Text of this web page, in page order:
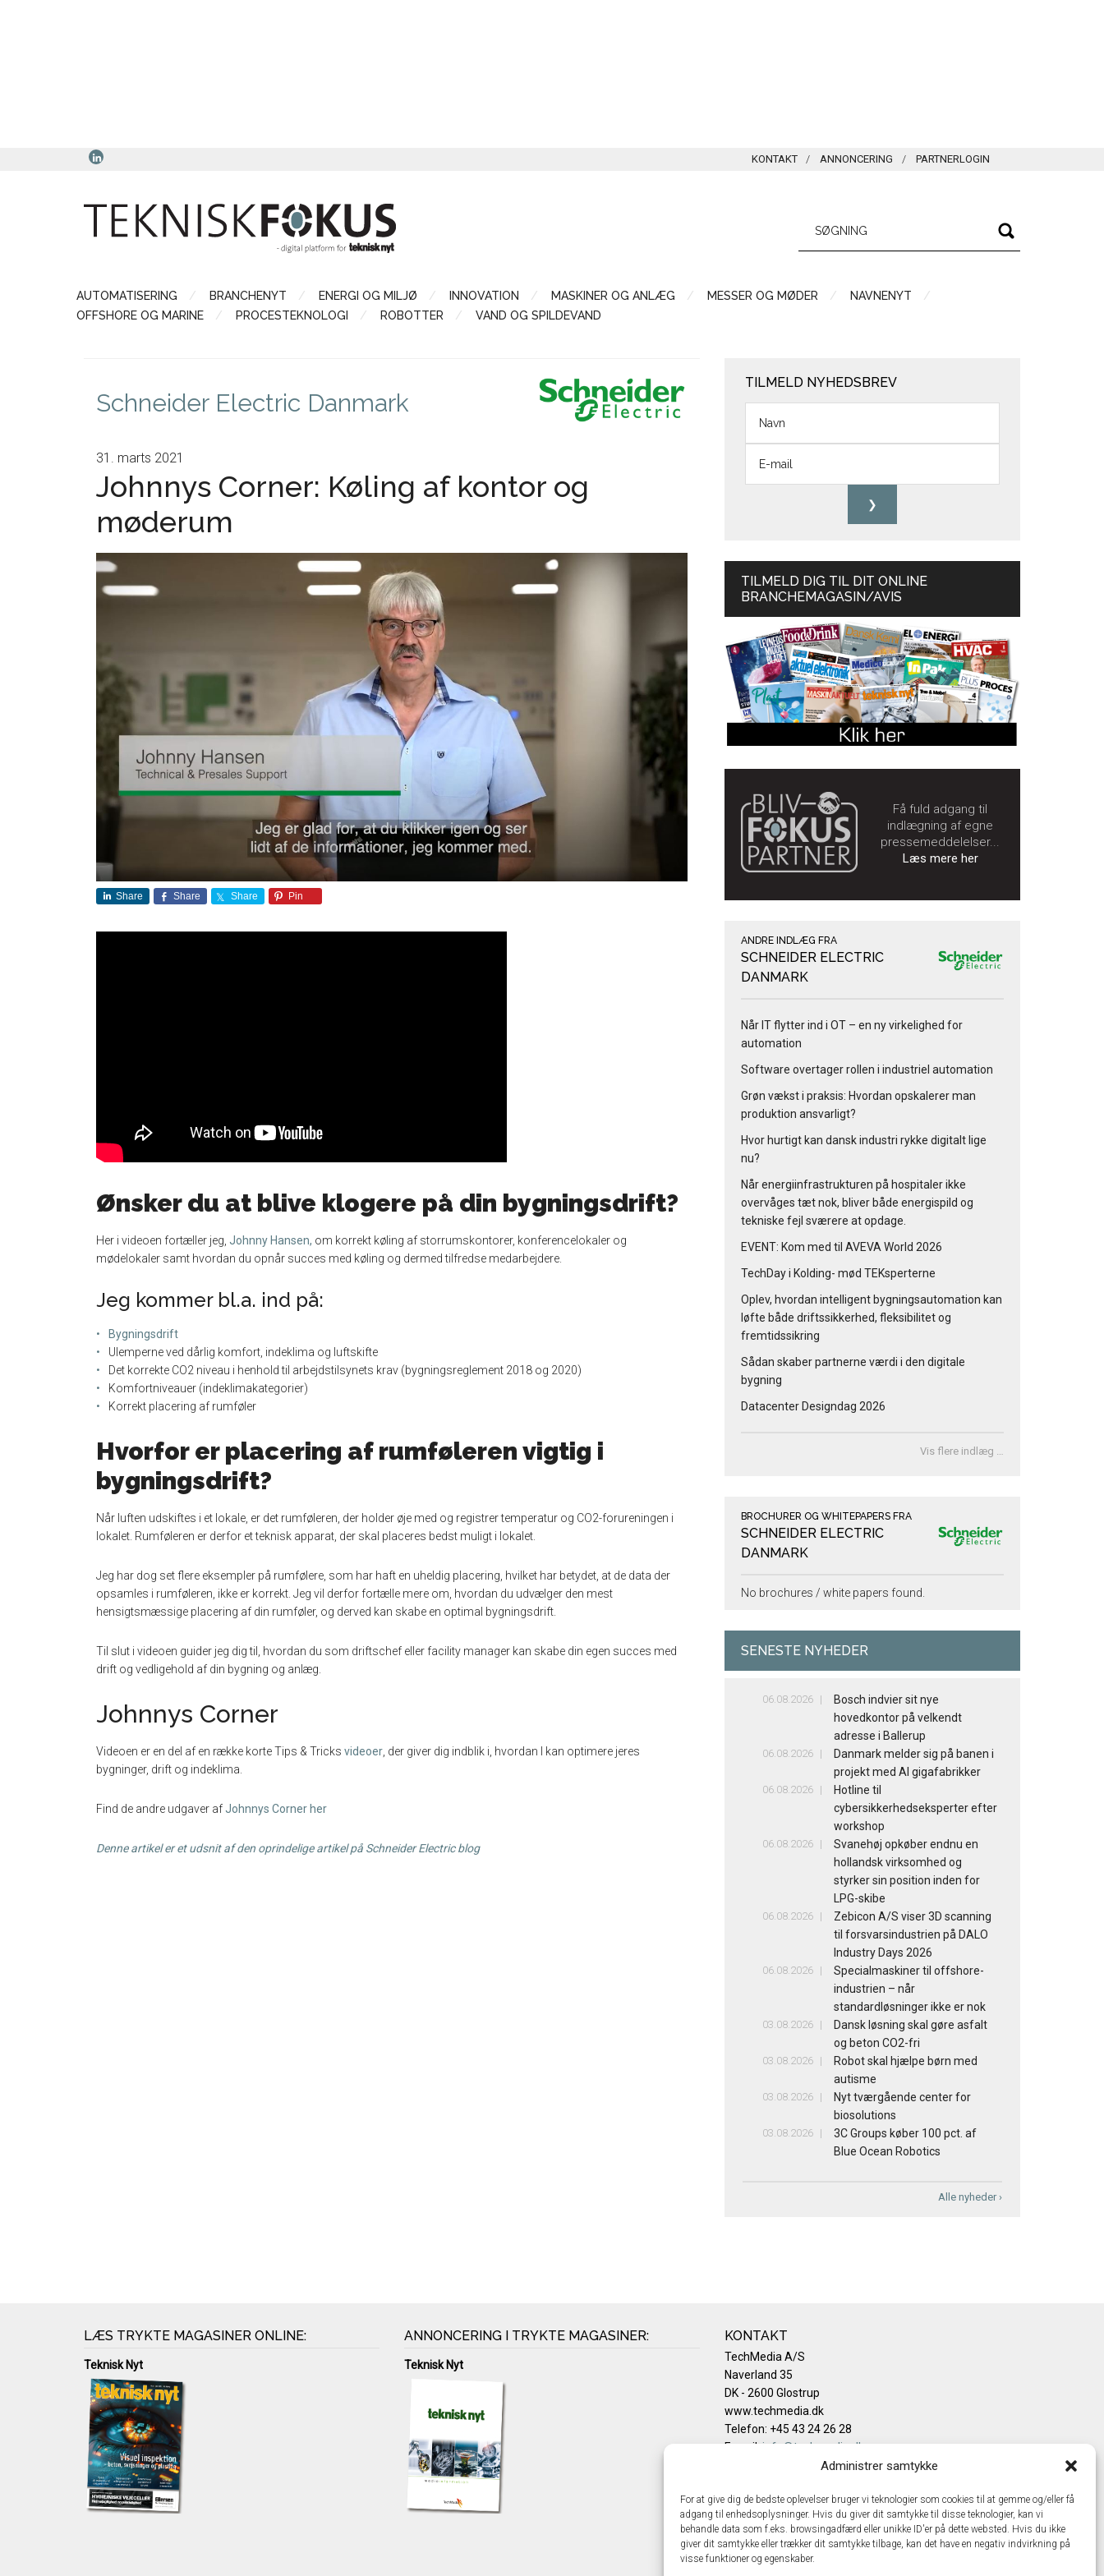
Administrer samtykke
For at give dig de bedste oplevelser bruger vi teknologier som cookies til at gemme og/eller få
adgang til enhedsoplysninger. Hvis du giver dit samtykke til disse teknologier, kan vi
behandle data som f.eks. browsingadfærd eller unikke ID'er på dette websted. Hvis du ikke
giver dit samtykke eller trækker dit samtykke tilbage, kan det have en negativ indvirkning på
visse funktioner og egenskaber.
KONTAKT ANNONCERING PARTNERLOGIN
AUTOMATISERING BRANCHENYT ENERGI OG MILJØ INNOVATION MASKINER OG ANLÆG MESSER OG MØDER
NAVNENYT
OFFSHORE OG MARINE
PROCESTEKNOLOGI ROBOTTER VAND OG SPILDEVAND
Schneider Electric Danmark
31. marts 2021
Johnnys Corner: Køling af kontor og
møderum
Share Share Share Pin
Ønsker du at blive klogere på din bygningsdrift?
Her i videoen fortæller jeg, Johnny Hansen, om korrekt køling af storrumskontorer, konferencelokaler og
mødelokaler samt hvordan du opnår succes med køling og dermed tilfredse medarbejdere.
Jeg kommer bl.a. ind på:
Bygningsdrift
Ulemperne ved dårlig komfort, indeklima og luftskifte
Det korrekte CO2 niveau i henhold til arbejdstilsynets krav (bygningsreglement 2018 og 2020)
Komfortniveauer (indeklimakategorier)
Korrekt placering af rumføler
Hvorfor er placering af rumføleren vigtig i
bygningsdrift?
Når luften udskiftes i et lokale, er det rumføleren, der holder øje med og registrer temperatur og CO2-forureningen i
lokalet. Rumføleren er derfor et teknisk apparat, der skal placeres bedst muligt i lokalet.
Jeg har dog set flere eksempler på rumfølere, som har haft en uheldig placering, hvilket har betydet, at de data der
opsamles i rumføleren, ikke er korrekt. Jeg vil derfor fortælle mere om, hvordan du udvælger den mest
hensigtsmæssige placering af din rumføler, og derved kan skabe en optimal bygningsdrift.
Til slut i videoen guider jeg dig til, hvordan du som driftschef eller facility manager kan skabe din egen succes med
drift og vedligehold af din bygning og anlæg.
Johnnys Corner
Videoen er en del af en række korte Tips & Tricks videoer , der giver dig indblik i, hvordan I kan optimere jeres
bygninger, drift og indeklima.
Find de andre udgaver afJohnnys Corner her
Denne artikel er et udsnit af den oprindelige artikel på Schneider Electric blog
TILMELD NYHEDSBREV
TILMELD DIG TIL DIT ONLINE
BRANCHEMAGASIN/AVIS
Få fuld adgang til
indlægning af egne
pressemeddelelser...
Læs mere her
ANDRE INDLÆG FRA
SCHNEIDER ELECTRIC
DANMARK
Når IT flytter ind i OT – en ny virkelighed for
automation
Software overtager rollen i industriel automation
Grøn vækst i praksis: Hvordan opskalerer man
produktion ansvarligt?
Hvor hurtigt kan dansk industri rykke digitalt lige
nu?
Når energiinfrastrukturen på hospitaler ikke
overvåges tæt nok, bliver både energispild og
tekniske fejl sværere at opdage.
EVENT: Kom med til AVEVA World 2026
TechDay i Kolding- mød TEKsperterne
Oplev, hvordan intelligent bygningsautomation kan
løfte både driftssikkerhed, fleksibilitet og
fremtidssikring
Sådan skaber partnerne værdi i den digitale
bygning
Datacenter Designdag 2026
Vis flere indlæg …
BROCHURER OG WHITEPAPERS FRA
SCHNEIDER ELECTRIC
DANMARK
No brochures / white papers found.
SENESTE NYHEDER
06.08.2026
Bosch indvier sit nye
hovedkontor på velkendt
adresse i Ballerup
06.08.2026
Danmark melder sig på banen i
projekt med AI gigafabrikker
06.08.2026
Hotline til
cybersikkerhedseksperter efter
workshop
06.08.2026
Svanehøj opkøber endnu en
hollandsk virksomhed og
styrker sin position inden for
LPG-skibe
06.08.2026
Zebicon A/S viser 3D scanning
til forsvarsindustrien på DALO
Industry Days 2026
06.08.2026
Specialmaskiner til offshore-
industrien – når
standardløsninger ikke er nok
03.08.2026
Dansk løsning skal gøre asfalt
og beton CO2-fri
03.08.2026
Robot skal hjælpe børn med
autisme
03.08.2026
Nyt tværgående center for
biosolutions
03.08.2026
3C Groups køber 100 pct. af
Blue Ocean Robotics
Alle nyheder ›
LÆS TRYKTE MAGASINER ONLINE:
Teknisk Nyt
ANNONCERING I TRYKTE MAGASINER:
Teknisk Nyt
KONTAKT
TechMedia A/S
Naverland 35
DK - 2600 Glostrup
www.techmedia.dk
Telefon: +45 43 24 26 28
E-mail: info@techmedia.dk